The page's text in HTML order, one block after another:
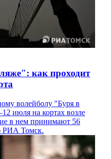
как проходит
волейболу "Буря в
июля на кортах возле
в нем принимают 56
РИА Томск.